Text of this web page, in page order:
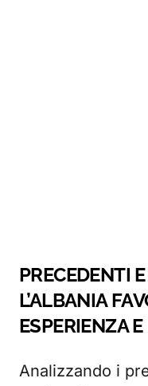
PRECEDENTI
L’ALBANIA
ESPERIENZA
Analizzando i